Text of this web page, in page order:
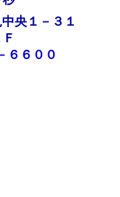
中央１－３１
６００